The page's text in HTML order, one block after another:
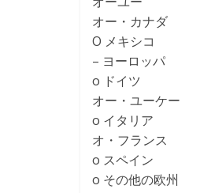
オー・カナダ
O メキシコ
– ヨーロッパ
o ドイツ
オー・ユーケー
o イタリア
オ・フランス
o スペイン
o その他の欧州